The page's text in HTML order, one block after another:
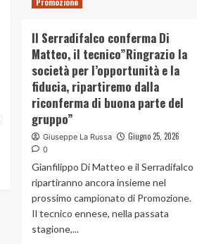
Il Serradifalco conferma Di
Matteo, il tecnico”Ringrazio la
società per l’opportunità e la
fiducia, ripartiremo dalla
riconferma di buona parte del
gruppo”
Giuseppe La Russa Giugno 25, 2026
0
Gianfilippo Di Matteo e il Serradifalco
ripartiranno ancora insieme nel
prossimo campionato di Promozione.
Il tecnico ennese, nella passata
stagione,...